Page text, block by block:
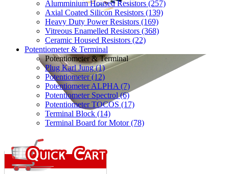
Alumminium Housed Resistors (257)
Axial Coated Silicon Resistors (139)
Heavy Duty Power Resistors (169)
Vitreous Enamelled Resistors (368)
Ceramic Housed Resistors (22)
Potentiometer & Terminal
Potentiometer & Terminal
Plug Karl Jung (1)
Potentiometer (12)
Potentiometer ALPHA (7)
Potentiometer Spectrol (6)
Potentiometer TOCOS (17)
Terminal Block (14)
Terminal Board for Motor (78)